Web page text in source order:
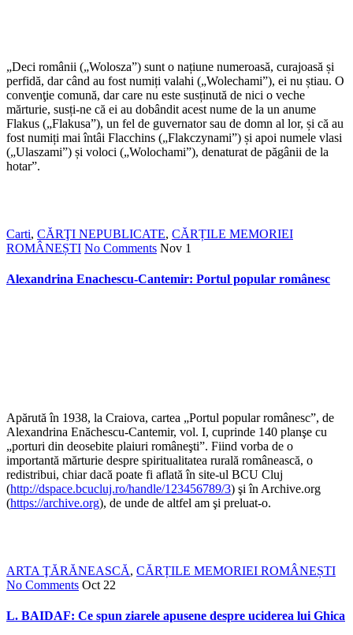
„Deci românii („Wolosza”) sunt o națiune numeroasă, curajoasă și
perfidă, dar când au fost numiți valahi („Wolechami”), ei nu știau. O
convenţie comună, dar care nu este susținută de nici o veche
mărturie, susți-ne că ei au dobândit acest nume de la un anume
Flakus („Flakusa”), un fel de guvernator sau de domn al lor, și că au
fost numiți mai întâi Flacchins („Flakczynami”) și apoi numele vlasi
(„Ulaszami”) și voloci („Wolochami”), denaturat de păgânii de la
hotar”.
Carti, CĂRŢI NEPUBLICATE, CĂRȚILE MEMORIEI
ROMÂNEȘTI No Comments Nov 1
Alexandrina Enachescu-Cantemir: Portul popular românesc
Apărută în 1938, la Craiova, cartea „Portul popular românesc”, de
Alexandrina Enăchescu-Cantemir, vol. I, cuprinde 140 planşe cu
„porturi din deosebite plaiuri româneşti”. Fiind vorba de o
importantă mărturie despre spiritualitatea rurală românească, o
redistribui, chiar dacă poate fi aflată în site-ul BCU Cluj
(http://dspace.bcucluj.ro/handle/123456789/3) şi în Archive.org
(https://archive.org), de unde de altfel am şi preluat-o.
ARTA ŢĂRĂNEASCĂ, CĂRȚILE MEMORIEI ROMÂNEȘTI
No Comments Oct 22
L. BAIDAF: Ce spun ziarele apusene despre uciderea lui Ghica